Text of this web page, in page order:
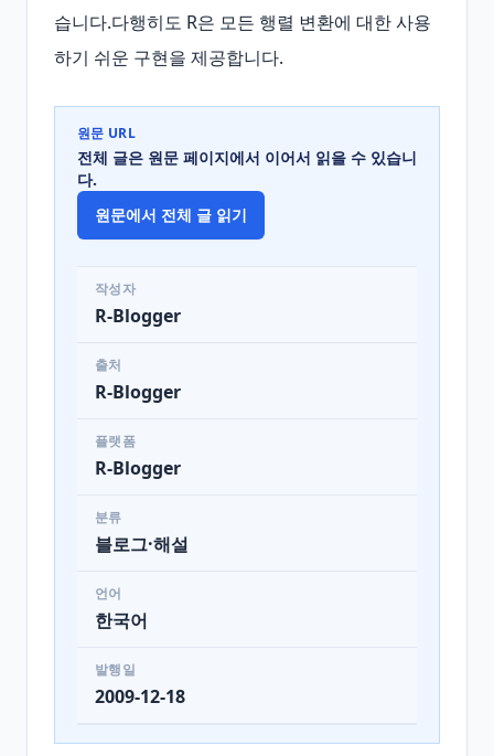
습니다.다행히도 R은 모든 행렬 변환에 대한 사용
하기 쉬운 구현을 제공합니다.
원문 URL
전체 글은 원문 페이지에서 이어서 읽을 수 있습니
다.
원문에서 전체 글 읽기
작성자
R-Blogger
출처
R-Blogger
플랫폼
R-Blogger
분류
블로그·해설
언어
한국어
발행일
2009-12-18